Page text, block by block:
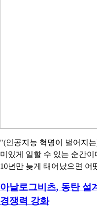
"(인공지능 혁명이 벌어지
미있게 일할 수 있는 순간
10년만 늦게 태어났으면 어
아날로그비츠, 동탄
경쟁력 강화